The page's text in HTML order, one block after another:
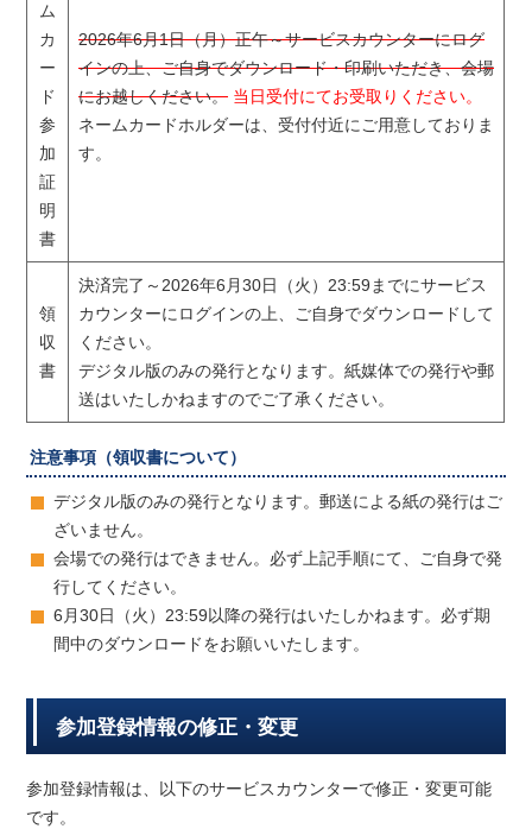
ム
カ
ー
ド
参
加
証
明
書
2026年6月1日（月）正午～サービスカウンターにログ
インの上、ご自身でダウンロード・印刷いただき、会場
にお越しください。 当日受付にてお受取りください。
ネームカードホルダーは、受付付近にご用意しておりま
す。
領
収
書
決済完了～2026年6月30日（火）23:59までにサービス
カウンターにログインの上、ご自身でダウンロードして
ください。
デジタル版のみの発行となります。紙媒体での発行や郵
送はいたしかねますのでご了承ください。
注意事項（領収書について）
デジタル版のみの発行となります。郵送による紙の発行はご
ざいません。
会場での発行はできません。必ず上記手順にて、ご自身で発
行してください。
6月30日（火）23:59以降の発行はいたしかねます。必ず期
間中のダウンロードをお願いいたします。
参加登録情報の修正・変更
参加登録情報は、以下のサービスカウンターで修正・変更可能
です。